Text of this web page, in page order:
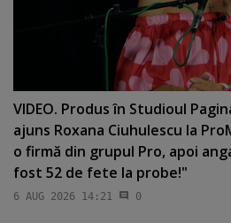
VIDEO. Produs în Studioul
ajuns Roxana Ciuhulescu la
o firmă din grupul Pro, apoi
fost 52 de fete la probe!"
6 AUG 2026 14:21 0